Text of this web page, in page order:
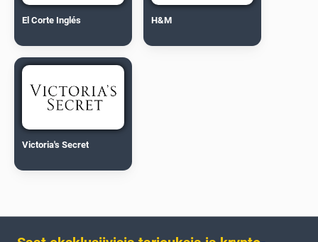
El Corte Inglés H&M
Victoria's Secret